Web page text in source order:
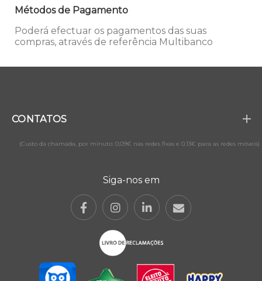
Métodos de Pagamento
Poderá efectuar os pagamentos das suas
compras, através de referência Multibanco
CONTATOS
(Custo da chamada, por minuto: 0,09€ nas redes fixas e 0,13€ para as redes móveis)
Siga-nos em